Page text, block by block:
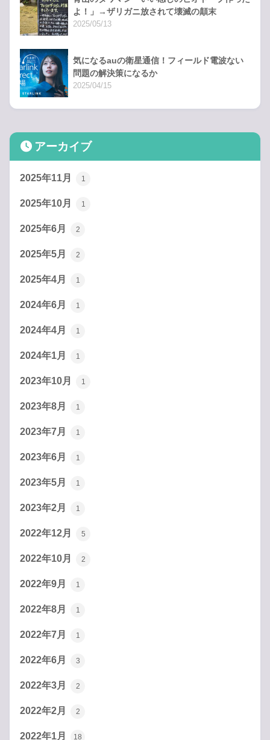
よ！」→ザリガニ放されて壊滅の顛末
2025/05/13
気になるauの衛星通信！フィールド電波ない
問題の解決策になるか
2025/04/15
アーカイブ
2025年11月 1
2025年10月 1
2025年6月 2
2025年5月 2
2025年4月 1
2024年6月 1
2024年4月 1
2024年1月 1
2023年10月 1
2023年8月 1
2023年7月 1
2023年6月 1
2023年5月 1
2023年2月 1
2022年12月 5
2022年10月 2
2022年9月 1
2022年8月 1
2022年7月 1
2022年6月 3
2022年3月 2
2022年2月 2
2022年1月 18